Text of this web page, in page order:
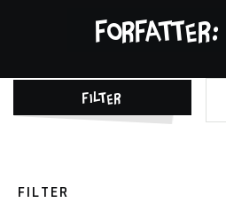
Forfatter:
Filter
FILTER